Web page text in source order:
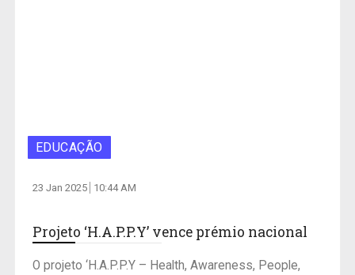
EDUCAÇÃO
23 Jan 2025 10:44 AM
Projeto ‘H.A.P.P.Y’ vence prémio nacional
O projeto ‘H.A.P.P.Y – Health, Awareness, People,